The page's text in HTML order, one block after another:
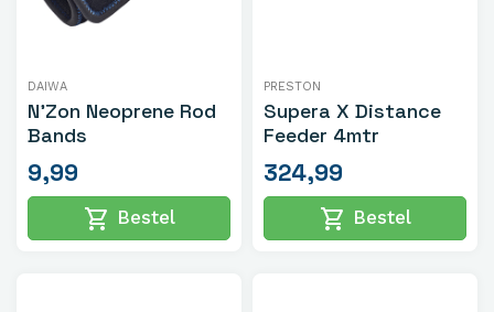
DAIWA
N'Zon Neoprene Rod
Bands
9,99
shopping_cart Bestel
PRESTON
Supera X Distance
Feeder 4mtr
324,99
shopping_cart Bestel